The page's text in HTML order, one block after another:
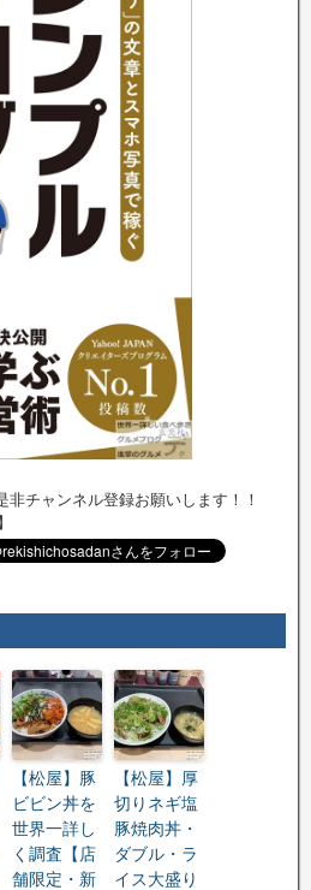
非チャンネル登録お願いします！！
【松屋】豚
ビビン丼を
世界一詳し
く調査【店
舗限定・新
【松屋】厚
切りネギ塩
豚焼肉丼・
ダブル・ラ
イス大盛り